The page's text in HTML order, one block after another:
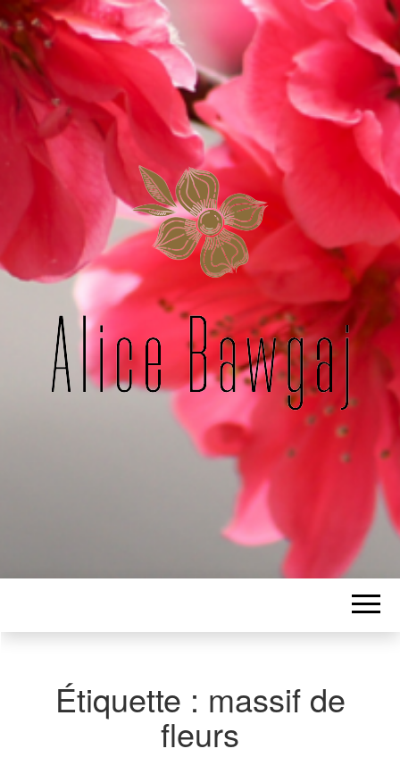
ALICE
BAWGAJ
Les petits mots d'Alice
Étiquette : massif de
fleurs